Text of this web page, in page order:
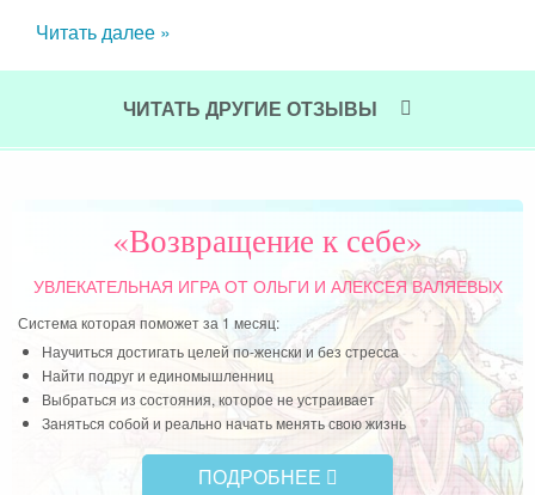
Читать далее »
ЧИТАТЬ ДРУГИЕ ОТЗЫВЫ
«Возвращение к себе»
УВЛЕКАТЕЛЬНАЯ ИГРАОТ ОЛЬГИ И АЛЕКСЕЯ ВАЛЯЕВЫХ
Система которая поможет за 1 месяц:
Научиться достигать целей по-женски и без стресса
Найти подруг и единомышленниц
Выбраться из состояния, которое не устраивает
Заняться собой и реально начать менять свою жизнь
ПОДРОБНЕЕ